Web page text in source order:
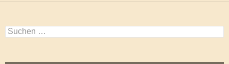
Suchen
nach: